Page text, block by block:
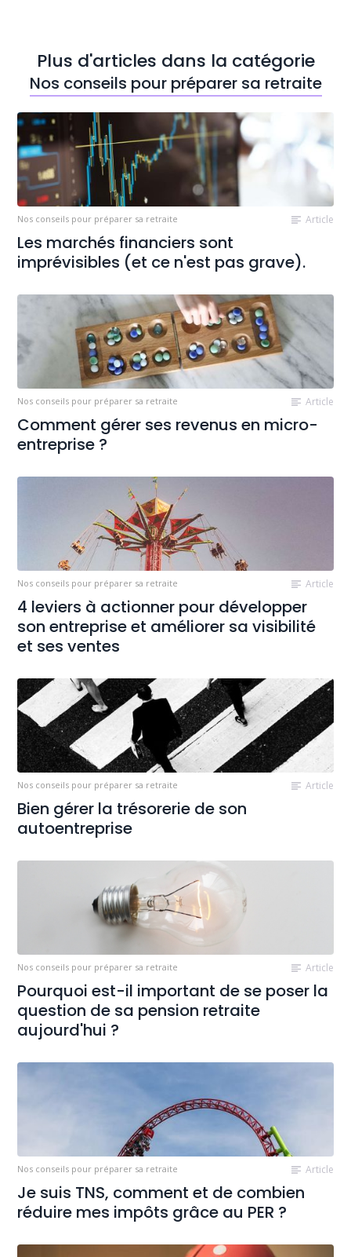
Plus d'articles dans la catégorie
Nos conseils pour préparer sa retraite
Nos conseils pour préparer sa retraite Article
Les marchés financiers sont
imprévisibles (et ce n'est pas grave).
Nos conseils pour préparer sa retraite Article
Comment gérer ses revenus en micro-
entreprise ?
Nos conseils pour préparer sa retraite Article
4 leviers à actionner pour développer
son entreprise et améliorer sa visibilité
et ses ventes
Nos conseils pour préparer sa retraite Article
Bien gérer la trésorerie de son
autoentreprise
Nos conseils pour préparer sa retraite Article
Pourquoi est-il important de se poser la
question de sa pension retraite
aujourd'hui ?
Nos conseils pour préparer sa retraite Article
Je suis TNS, comment et de combien
réduire mes impôts grâce au PER ?